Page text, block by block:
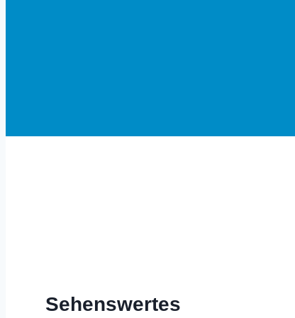
Sehenswertes